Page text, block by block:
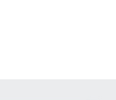
网络环境的优势，成